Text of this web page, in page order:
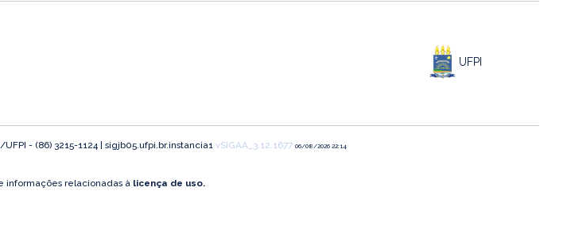
UFPI
- (86) 3215-1124 | sigjb05.ufpi.br.instancia1 vSIGAA_3.12.1677 06/08/2026 22:14
informações relacionadas à licença de uso.